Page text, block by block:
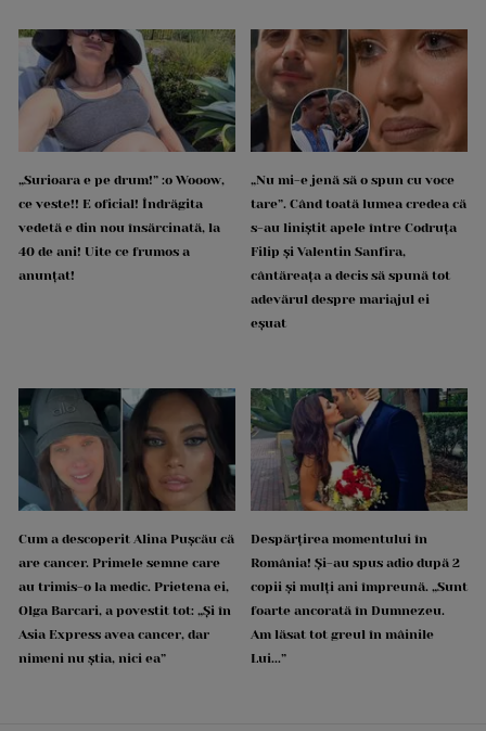
„Surioara e pe drum!” :o Wooow,
ce veste!! E oficial! Îndrăgita
vedetă e din nou însărcinată, la
40 de ani! Uite ce frumos a
anunțat!
„Nu mi-e jenă să o spun cu voce
tare”. Când toată lumea credea că
s-au liniștit apele între Codruța
Filip și Valentin Sanfira,
cântăreața a decis să spună tot
adevărul despre mariajul ei
eșuat
Cum a descoperit Alina Pușcău că
are cancer. Primele semne care
au trimis-o la medic. Prietena ei,
Olga Barcari, a povestit tot: „Și în
Asia Express avea cancer, dar
nimeni nu știa, nici ea”
Despărțirea momentului în
România! Și-au spus adio după 2
copii și mulți ani împreună. „Sunt
foarte ancorată în Dumnezeu.
Am lăsat tot greul în mâinile
Lui...”